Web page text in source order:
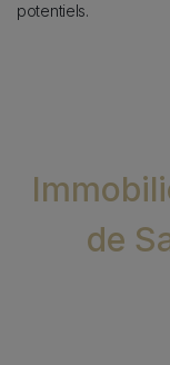
potentiels.
de